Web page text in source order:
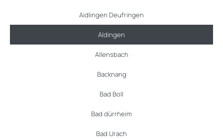
Aidlingen Deufringen
Aldingen
Allensbach
Backnang
Bad Boll
Bad dürrheim
Bad Urach